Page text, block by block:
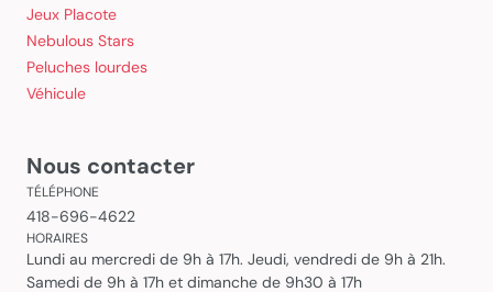
Jeux Placote
Nebulous Stars
Peluches lourdes
Véhicule
Nous contacter
TÉLÉPHONE
418-696-4622
HORAIRES
Lundi au mercredi de 9h à 17h. Jeudi, vendredi de 9h à 21h.
Samedi de 9h à 17h et dimanche de 9h30 à 17h